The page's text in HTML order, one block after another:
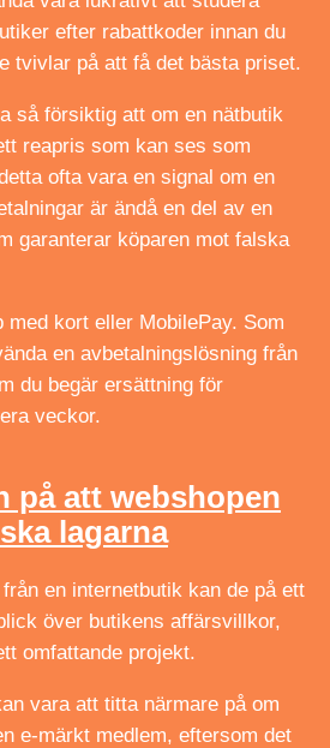
efter rabattkoder innan du
tvivlar på att få det bästa priset.
så försiktig att om en nätbutik
reapris som kan ses som
ofta vara en signal om en
är ändå en del av en
garanterar köparen mot falska
kort eller MobilePay. Som
en avbetalningslösning från
du begär ersättning för
veckor.
på att webshopen
lagarna
en internetbutik kan de på ett
över butikens affärsvillkor,
omfattande projekt.
vara att titta närmare på om
e-märkt medlem, eftersom det